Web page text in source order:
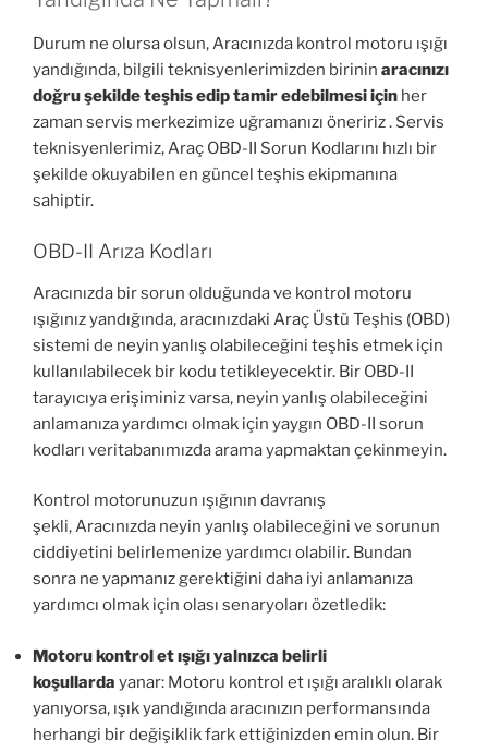
Durum ne olursa olsun, Aracınızda kontrol motoru ışığı
yandığında, bilgili teknisyenlerimizden birinin aracınızı
doğru şekilde teşhis edip tamir edebilmesi için her
zaman servis merkezimize uğramanızı öneririz . Servis
teknisyenlerimiz, Araç OBD-II Sorun Kodlarını hızlı bir
şekilde okuyabilen en güncel teşhis ekipmanına
sahiptir.
OBD-II Arıza Kodları
Aracınızda bir sorun olduğunda ve kontrol motoru
ışığınız yandığında, aracınızdaki Araç Üstü Teşhis (OBD)
sistemi de neyin yanlış olabileceğini teşhis etmek için
kullanılabilecek bir kodu tetikleyecektir. Bir OBD-II
tarayıcıya erişiminiz varsa, neyin yanlış olabileceğini
anlamanıza yardımcı olmak için yaygın OBD-II sorun
kodları veritabanımızda arama yapmaktan çekinmeyin.
Kontrol motorunuzun ışığının davranış
şekli, Aracınızda neyin yanlış olabileceğini ve sorunun
ciddiyetini belirlemenize yardımcı olabilir. Bundan
sonra ne yapmanız gerektiğini daha iyi anlamanıza
yardımcı olmak için olası senaryoları özetledik:
Motoru kontrol et ışığı yalnızca belirli
koşullarda yanar: Motoru kontrol et ışığı aralıklı olarak
yanıyorsa, ışık yandığında aracınızın performansında
herhangi bir değişiklik fark ettiğinizden emin olun. Bir